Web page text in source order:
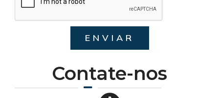
Contate-nos
ENVIAR